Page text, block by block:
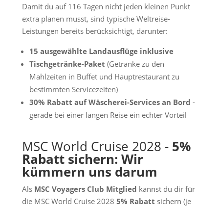
Damit du auf 116 Tagen nicht jeden kleinen Punkt
extra planen musst, sind typische Weltreise-
Leistungen bereits berücksichtigt, darunter:
15 ausgewählte Landausflüge inklusive
Tischgetränke-Paket (Getränke zu den
Mahlzeiten in Buffet und Hauptrestaurant zu
bestimmten Servicezeiten)
30% Rabatt auf Wäscherei-Services an Bord -
gerade bei einer langen Reise ein echter Vorteil
MSC World Cruise 2028 - 5%
Rabatt sichern: Wir
kümmern uns darum
Als MSC Voyagers Club Mitglied kannst du dir für
die MSC World Cruise 2028 5% Rabatt sichern (je